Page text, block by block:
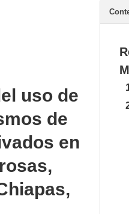
uso de
de
en